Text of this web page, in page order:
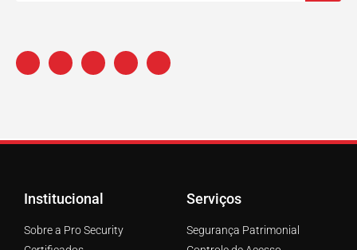
Institucional
Sobre a Pro Security
Serviços
Segurança Patrimonial